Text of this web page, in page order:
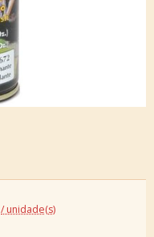
/ unidade(s)